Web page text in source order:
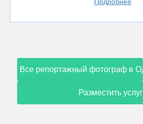
Все репортажный фотограф в
Разместить